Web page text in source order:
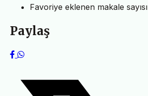
Favoriye eklenen makale sayısı
Paylaş